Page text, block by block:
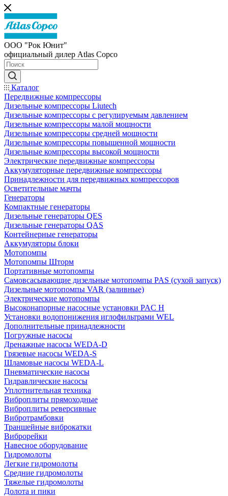
ООО "Рок Юнит"
официальный дилер Atlas Copco
Каталог
Передвижные компрессоры
Дизельные компрессоры Liutech
Дизельные компрессоры с регулируемым давлением
Дизельные компрессоры малой мощности
Дизельные компрессоры средней мощности
Дизельные компрессоры повышенной мощности
Дизельные компрессоры высокой мощности
Электрические передвижные компрессоры
Аккумуляторные передвижные компрессоры
Принадлежности для передвижных компрессоров
Осветительные мачты
Генераторы
Компактные генераторы
Дизельные генераторы QES
Дизельные генераторы QAS
Контейнерные генераторы
Аккумуляторы блоки
Мотопомпы
Мотопомпы Шторм
Портативные мотопомпы
Самовсасывающие дизельные мотопомпы PAS (сухой запуск)
Дизельные мотопомпы VAR (заливные)
Электрические мотопомпы
Высоконапорные насосные установки PAC H
Установки водопонижения иглофильтрами WEL
Дополнительные принадлежности
Погружные насосы
Дренажные насосы WEDA-D
Грязевые насосы WEDA-S
Шламовые насосы WEDA-L
Пневматические насосы
Гидравлические насосы
Уплотнительная техника
Виброплиты прямоходные
Виброплиты реверсивные
Вибротрамбовки
Траншейные виброкатки
Виброрейки
Навесное оборудование
Гидромолоты
Легкие гидромолоты
Средние гидромолоты
Тяжелые гидромолоты
Долота и пики